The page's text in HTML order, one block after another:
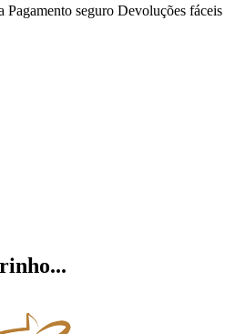
Pagamento seguro Devoluções fáceis